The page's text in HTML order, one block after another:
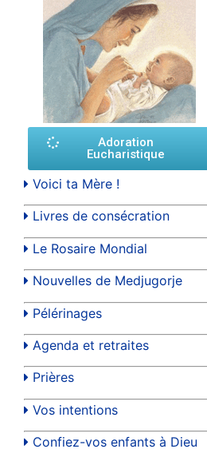
Adoration
Eucharistique
Voici ta Mère !
Livres de consécration
Le Rosaire Mondial
Nouvelles de Medjugorje
Pélérinages
Agenda et retraites
Prières
Vos intentions
Confiez-vos enfants à Dieu